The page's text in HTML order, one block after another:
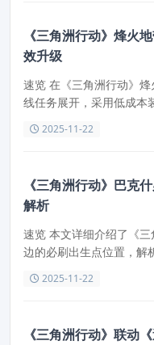
《三角洲行动》烽火
效升级
速览 在《三角洲行动》
线任务展开，采用低成本
率。
2025-11-22
《三角洲行动》巴克
解析
速览 本文详细介绍了《
边的必刷出生点位置，解
2025-11-22
《三角洲行动》联动